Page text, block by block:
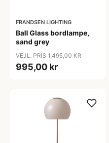
FRANDSEN LIGHTING
Ball Glass bordlampe,
sand grey
VEJL. PRIS 1.495,00 KR
995,00 kr